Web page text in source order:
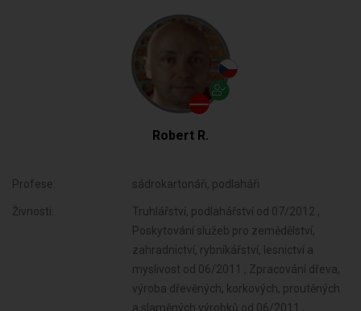
Robert R.
Profese: sádrokartonáři, podlaháři
Živnosti:
Truhlářství, podlahářství od 07/2012 ,
Poskytování služeb pro zemědělství,
zahradnictví, rybníkářství, lesnictví a
myslivost od 06/2011 , Zpracování dřeva,
výroba dřevěných, korkových, proutěných
a slaměných výrobků od 06/2011 ,